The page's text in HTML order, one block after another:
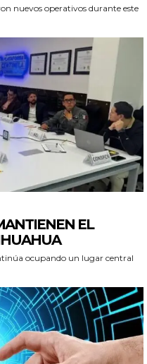
nuevos operativos durante este
EL
ocupando un lugar central